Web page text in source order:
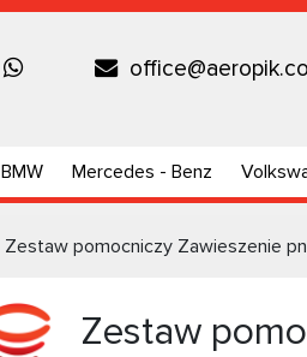
BMW Mercedes - Benz
Zestaw pomocniczy Zawieszenie
Zestaw